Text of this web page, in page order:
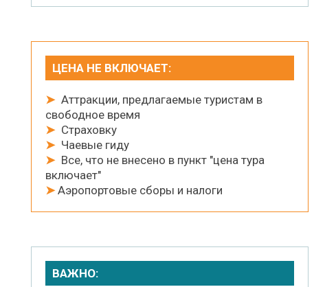
ЦЕНА НЕ ВКЛЮЧАЕТ:
➤Аттракции, предлагаемые туристам в
свободное время
➤Страховку
➤Чаевые гиду
➤Все, что не внесено в пункт "цена тура
включает"
➤Аэропортовые сборы и налоги
ВАЖНО: